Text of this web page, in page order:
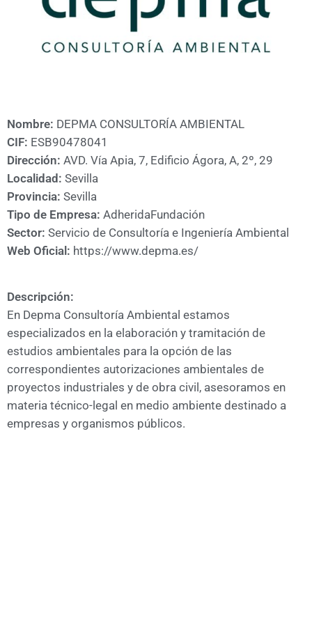
CÁMARA
Nombre: DEPMA CONSULTORÍA AMBIENTAL
CIF: ESB90478041
Dirección: AVD. Vía Apia, 7, Edificio Ágora, A, 2º, 29
Localidad: Sevilla
Provincia: Sevilla
Tipo de Empresa: AdheridaFundación
Sector: Servicio de Consultoría e Ingeniería Ambiental
Web Oficial: https://www.depma.es/
Descripción:
En Depma Consultoría Ambiental estamos
especializados en la elaboración y tramitación de
estudios ambientales para la opción de las
correspondientes autorizaciones ambientales de
proyectos industriales y de obra civil, asesoramos en
materia técnico-legal en medio ambiente destinado a
empresas y organismos públicos.